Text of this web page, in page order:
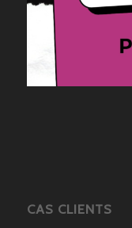
CAS CLIENTS